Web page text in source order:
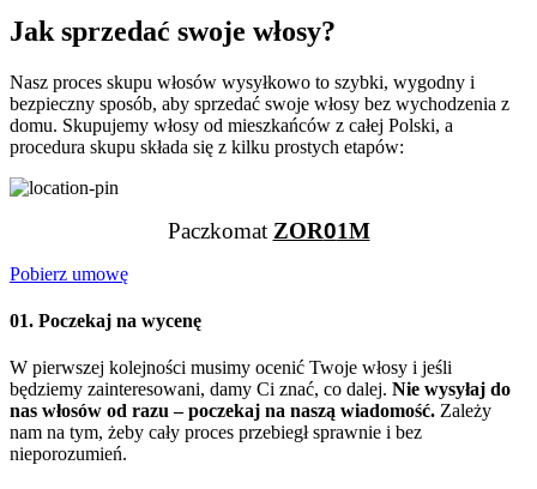
Jak sprzedać swoje włosy?
Nasz proces skupu włosów wysyłkowo to szybki, wygodny i
bezpieczny sposób, aby sprzedać swoje włosy bez wychodzenia z
domu. Skupujemy włosy od mieszkańców z całej Polski, a
procedura skupu składa się z kilku prostych etapów:
Paczkomat ZOR01M
Pobierz umowę
01. Poczekaj na wycenę
W pierwszej kolejności musimy ocenić Twoje włosy i jeśli
będziemy zainteresowani, damy Ci znać, co dalej. Nie wysyłaj do
nas włosów od razu – poczekaj na naszą wiadomość. Zależy
nam na tym, żeby cały proces przebiegł sprawnie i bez
nieporozumień.